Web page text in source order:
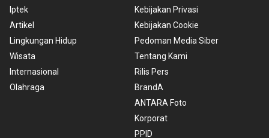
Iptek
Artikel
Lingkungan Hidup
Wisata
Internasional
Olahraga
Kebijakan Privasi
Kebijakan Cookie
Pedoman Media Siber
Tentang Kami
Rilis Pers
BrandA
ANTARA Foto
Korporat
PPID